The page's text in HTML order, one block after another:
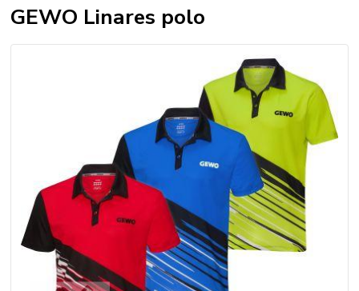
GEWO Linares polo